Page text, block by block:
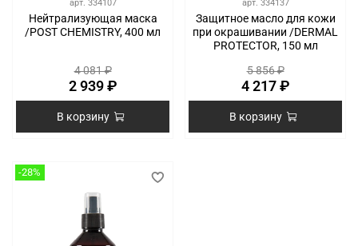
арт. 334107
Нейтрализующая маска
/POST CHEMISTRY, 400 мл
4 081 ₽
2 939 ₽
В корзину
арт. 334137
Защитное масло для кожи
при окрашивании /DERMAL
PROTECTOR, 150 мл
5 856 ₽
4 217 ₽
В корзину
-28%